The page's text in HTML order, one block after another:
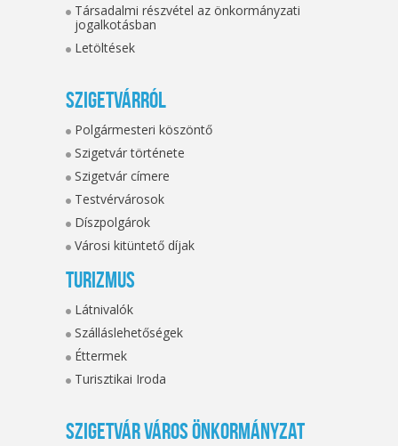
Társadalmi részvétel az önkormányzati
jogalkotásban
Letöltések
Szigetvárról
Polgármesteri köszöntő
Szigetvár története
Szigetvár címere
Testvérvárosok
Díszpolgárok
Városi kitüntető díjak
Turizmus
Látnivalók
Szálláslehetőségek
Éttermek
Turisztikai Iroda
Szigetvár Város Önkormányzat